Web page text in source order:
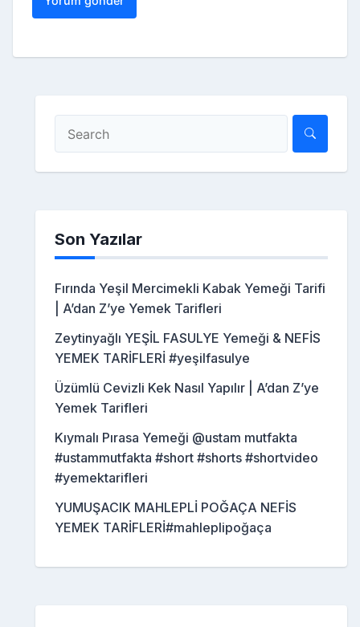
Son Yazılar
Fırında Yeşil Mercimekli Kabak Yemeği Tarifi
| A’dan Z’ye Yemek Tarifleri
Zeytinyağlı YEŞİL FASULYE Yemeği & NEFİS
YEMEK TARİFLERİ #yeşilfasulye
Üzümlü Cevizli Kek Nasıl Yapılır | A’dan Z’ye
Yemek Tarifleri
Kıymalı Pırasa Yemeği @ustam mutfakta
#ustammutfakta #short #shorts #shortvideo
#yemektarifleri
YUMUŞACIK MAHLEPLİ POĞAÇA NEFİS
YEMEK TARİFLERİ#mahleplipoğaça